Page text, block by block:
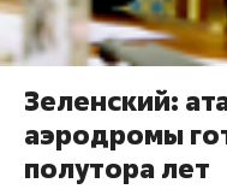
Зеленский:
аэродромы
полутора лет